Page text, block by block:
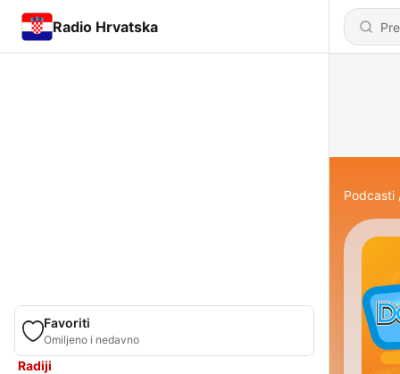
Radio Hrvatska
Favoriti
Omiljeno i nedavno
Radiji
Podcasti